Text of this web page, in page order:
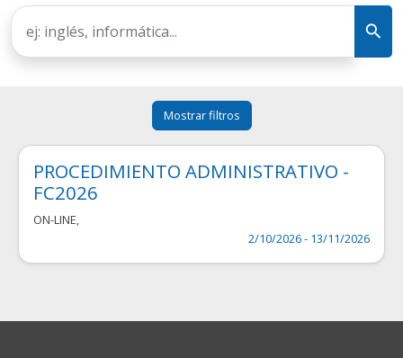
Mostrar filtros
PROCEDIMIENTO ADMINISTRATIVO -
FC2026
ON-LINE,
2/10/2026 - 13/11/2026